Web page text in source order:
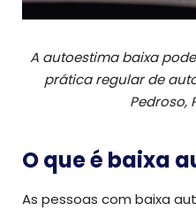
A autoestima baixa
prática regular de
Pedroso,
O que é baixa
As pessoas com baixa